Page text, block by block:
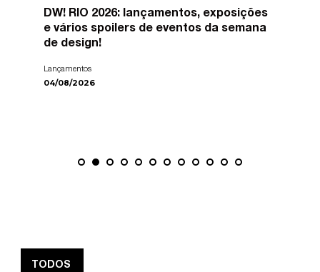
DW! RIO 2026: lançamentos, exposições
e vários spoilers de eventos da semana
de design!
Lançamentos
04/08/2026
TODOS